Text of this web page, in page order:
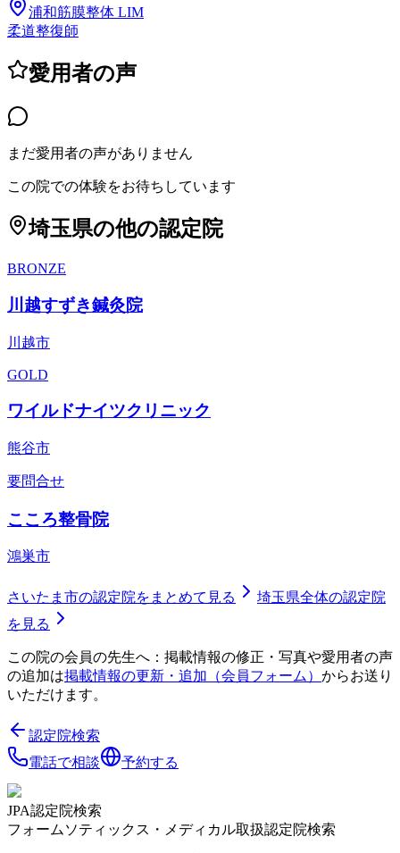
浦和筋膜整体 LIM
柔道整復師
愛用者の声
まだ愛用者の声がありません
この院での体験をお待ちしています
埼玉県の他の認定院
BRONZE
川越すずき鍼灸院
川越市
GOLD
ワイルドナイツクリニック
熊谷市
要問合せ
こころ整骨院
鴻巣市
さいたま市の認定院をまとめて見る 埼玉県全体の認定院
を見る
この院の会員の先生へ：掲載情報の修正・写真や愛用者の声
の追加は掲載情報の更新・追加（会員フォーム） からお送り
いただけます。
認定院検索
電話で相談
予約する
JPA認定院検索
フォームソティックス・メディカル取扱認定院検索